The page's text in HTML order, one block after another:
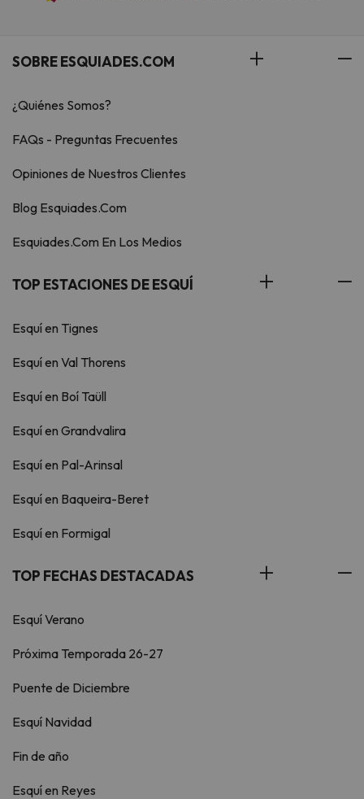
SOBRE ESQUIADES.COM
¿Quiénes Somos?
FAQs - Preguntas Frecuentes
Opiniones de Nuestros Clientes
Blog Esquiades.Com
Esquiades.Com En Los Medios
TOP ESTACIONES DE ESQUÍ
Esquí en Tignes
Esquí en Val Thorens
Esquí en Boí Taüll
Esquí en Grandvalira
Esquí en Pal-Arinsal
Esquí en Baqueira-Beret
Esquí en Formigal
TOP FECHAS DESTACADAS
Esquí Verano
Próxima Temporada 26-27
Puente de Diciembre
Esquí Navidad
Fin de año
Esquí en Reyes